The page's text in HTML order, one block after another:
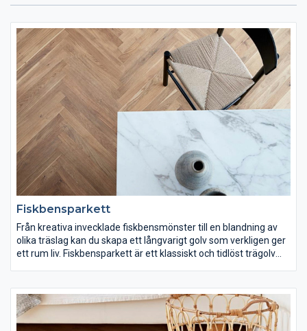
Fiskbensparkett
Från kreativa invecklade fiskbensmönster till en blandning av
olika träslag kan du skapa ett långvarigt golv som verkligen ger
ett rum liv. Fiskbensparkett är ett klassiskt och tidlöst trägolv
klassiker helt enkelt som många generationer kan njuta av.